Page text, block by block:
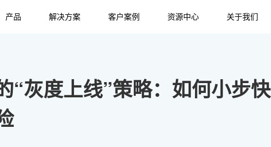
产品 解决方案 客户案例 资源中心 关于我们
“灰度上线”策略：如何小步快